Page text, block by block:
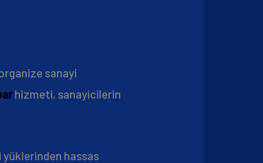
sanayi
hizmeti, sanayicilerin
yüklerinden hassas